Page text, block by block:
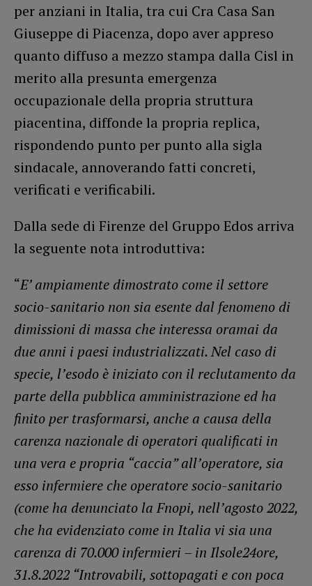
per anziani in Italia, tra cui Cra Casa San
Giuseppe di Piacenza, dopo aver appreso
quanto diffuso a mezzo stampa dalla Cisl in
merito alla presunta emergenza
occupazionale della propria struttura
piacentina, diffonde la propria replica,
rispondendo punto per punto alla sigla
sindacale, annoverando fatti concreti,
verificati e verificabili.
Dalla sede di Firenze del Gruppo Edos arriva
la seguente nota introduttiva:
“E’ ampiamente dimostrato come il settore
socio-sanitario non sia esente dal fenomeno di
dimissioni di massa che interessa oramai da
due anni i paesi industrializzati. Nel caso di
specie, l’esodo è iniziato con il reclutamento da
parte della pubblica amministrazione ed ha
finito per trasformarsi, anche a causa della
carenza nazionale di operatori qualificati in
una vera e propria “caccia” all’operatore, sia
esso infermiere che operatore socio-sanitario
(come ha denunciato la Fnopi, nell’agosto 2022,
che ha evidenziato come in Italia vi sia una
carenza di 70.000 infermieri – in Ilsole24ore,
31.8.2022 “Introvabili, sottopagati e con poca